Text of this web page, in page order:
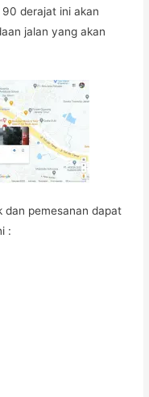
derajat ini akan
jalan yang akan
dan pemesanan dapat
: